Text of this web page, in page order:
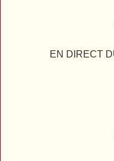
EN DIRECT